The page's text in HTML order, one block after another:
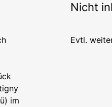
im
Nicht
Evtl.